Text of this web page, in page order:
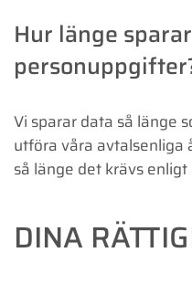
Hur länge
Vi sparar data så länge
utföra våra avtalsenliga
så länge det krävs enligt
DINA